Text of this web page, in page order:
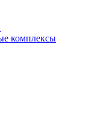
комплексы